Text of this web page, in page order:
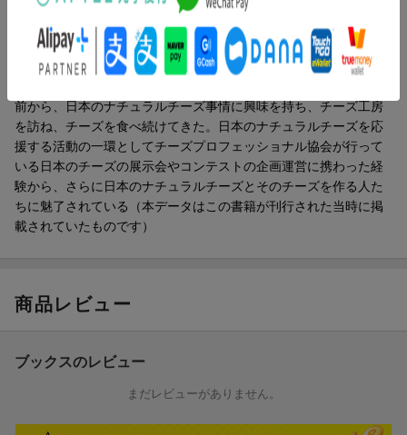
十勝品質事業協同組合（北海道・十勝）
●東北
弘前チーズ工房 カゼイフィーチョ・ダ・サスィーノ（青森県・弘
前市）
那須高原今牧場 チーズ工房（栃木県・那須町）
Vilmilk（群馬県・大泉町）
高秀牧場 チーズ工房（千葉県・いすみ市）
CHEESE STAND（東京都・渋谷区）
●中部
Atelier de Fromage（長野県・東御市）
Bosqueso Cheese Lab.（長野県・佐久市）
木次乳業（島根県・雲南市）
三良坂フロマージュ（広島県・三次市）
Nakashima Farm（佐賀県・嬉野市）
ダイワファーム（宮崎県・小林市）
Let'sチーズテイスティング！
著者情報（「BOOK」データベースより）
佐藤優子（サトウユウコ）
前から、日本のナチュラルチーズ事情に興味を持ち、チーズ工房
を訪ね、チーズを食べ続けてきた。日本のナチュラルチーズを応
援する活動の一環としてチーズプロフェッショナル協会が行って
いる日本のチーズの展示会やコンテストの企画運営に携わった経
験から、さらに日本のナチュラルチーズとそのチーズを作る人た
ちに魅了されている（本データはこの書籍が刊行された当時に掲
載されていたものです）
商品レビュー
ブックスのレビュー
まだレビューがありません。